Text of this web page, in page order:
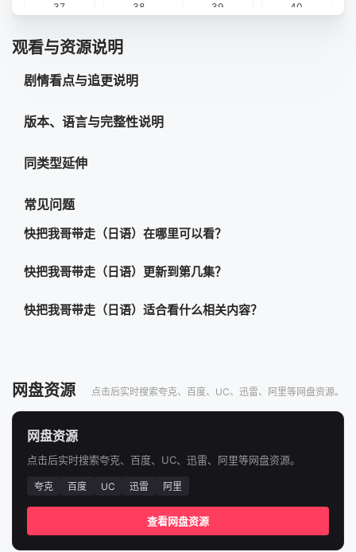
37 38 39 40
41
45
57
61
65 66 67
观看与资源说明
剧情看点与追更说明
版本、语言与完整性说明
同类型延伸
常见问题
快把我哥带走（日语）在哪里可以看？
快把我哥带走（日语）更新到第几集？
快把我哥带走（日语）适合看什么相关内容？
网盘资源 点击后实时搜索夸克、百度、UC、迅雷、阿里等网盘资源。
网盘资源
点击后实时搜索夸克、百度、UC、迅雷、阿里等网盘资源。
夸克 百度 UC 迅雷 阿里
查看网盘资源